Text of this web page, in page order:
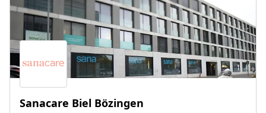
Sanacare Biel Bözingen